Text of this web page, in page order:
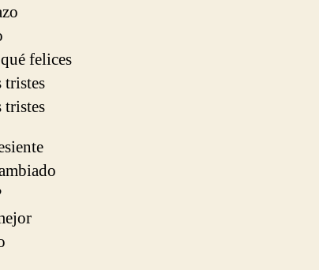
felices
tristes
tristes